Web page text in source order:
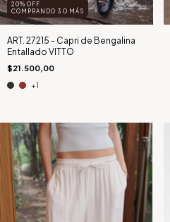
20% OFF
COMPRANDO 3 O MÁS
ART. 27215 - Capri de Bengalina
Entallado VITTO
$21.500,00
+1